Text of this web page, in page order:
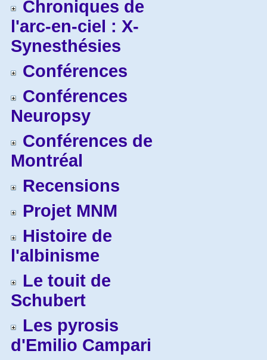
Chroniques de
l'arc-en-ciel : X-
Synesthésies
Conférences
Conférences
Neuropsy
Conférences de
Montréal
Recensions
Projet MNM
Histoire de
l'albinisme
Le touit de
Schubert
Les pyrosis
d'Emilio Campari